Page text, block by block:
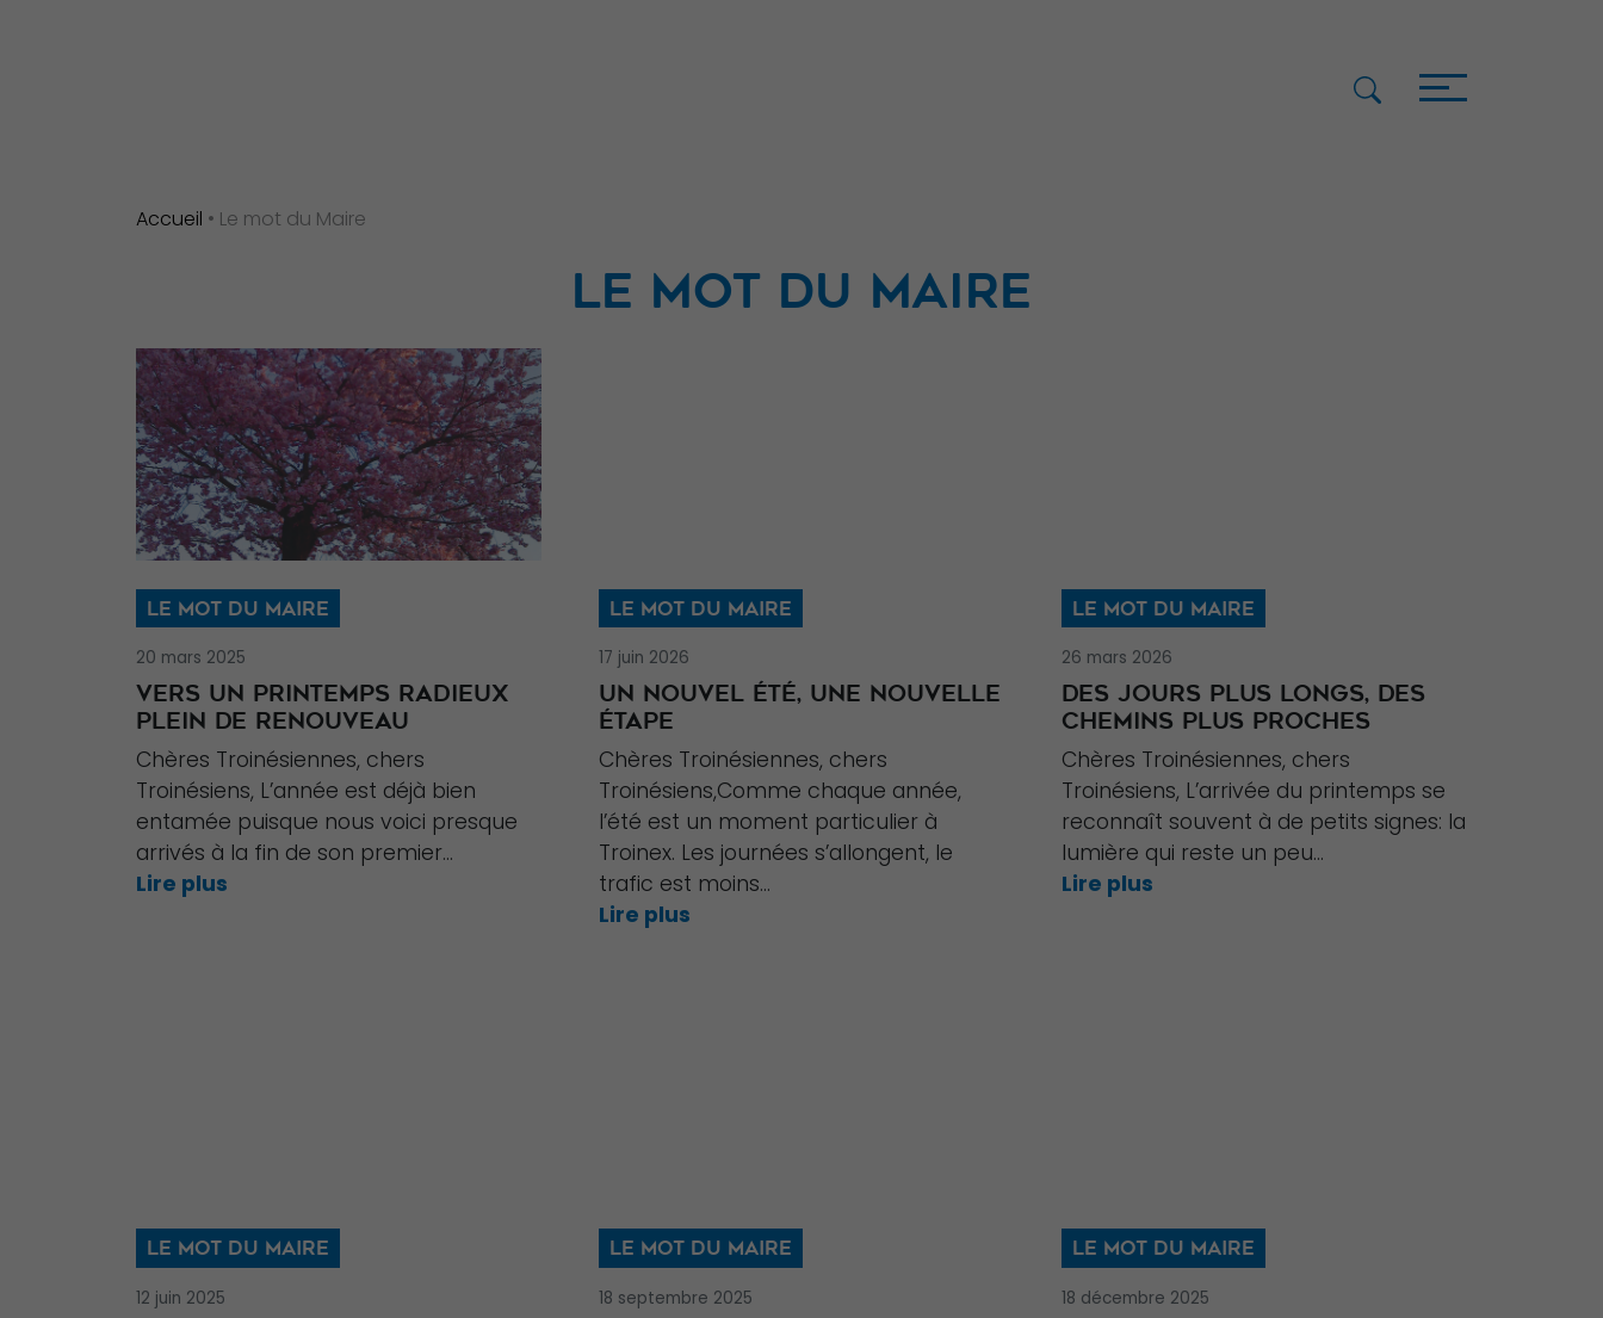
Accueil • Le mot du Maire
LE MOT DU MAIRE
LE MOT DU MAIRE
20 mars 2025
VERS UN PRINTEMPS RADIEUX
PLEIN DE RENOUVEAU
Chères Troinésiennes, chers
Troinésiens, L’année est déjà bien
entamée puisque nous voici presque
arrivés à la fin de son premier...
Lire plus
LE MOT DU MAIRE
17 juin 2026
UN NOUVEL ÉTÉ, UNE NOUVELLE
ÉTAPE
Chères Troinésiennes, chers
Troinésiens,Comme chaque année,
l’été est un moment particulier à
Troinex. Les journées s’allongent, le
trafic est moins...
Lire plus
LE MOT DU MAIRE
26 mars 2026
DES JOURS PLUS LONGS, DES
CHEMINS PLUS PROCHES
Chères Troinésiennes, chers
Troinésiens, L’arrivée du printemps se
reconnaît souvent à de petits signes: la
lumière qui reste un peu...
Lire plus
LE MOT DU MAIRE
12 juin 2025
LE MOT DU MAIRE
18 septembre 2025
LE MOT DU MAIRE
18 décembre 2025